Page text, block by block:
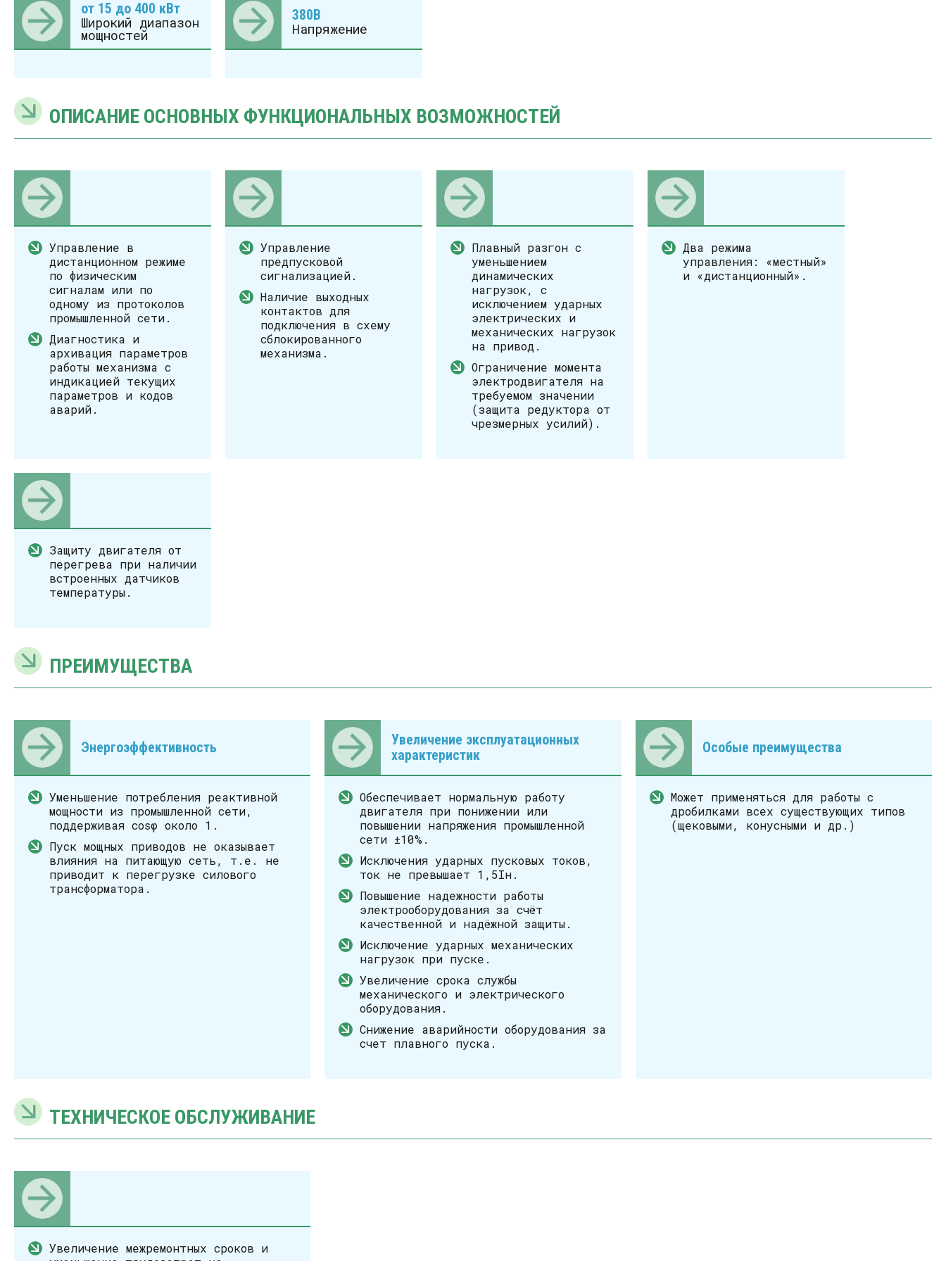
от 15 до 400 кВт
Широкий диапазон
мощностей
380В
Напряжение
ОПИСАНИЕ ОСНОВНЫХ ФУНКЦИОНАЛЬНЫХ ВОЗМОЖНОСТЕЙ
Управление в
дистанционном режиме
по физическим
сигналам или по
одному из протоколов
промышленной сети.
Диагностика и
архивация параметров
работы механизма с
индикацией текущих
параметров и кодов
аварий.
Управление
предпусковой
сигнализацией.
Наличие выходных
контактов для
подключения в схему
сблокированного
механизма.
Плавный разгон с
уменьшением
динамических
нагрузок, с
исключением ударных
электрических и
механических нагрузок
на привод.
Ограничение момента
электродвигателя на
требуемом значении
(защита редуктора от
чрезмерных усилий).
Два режима
управления: «местный»
и «дистанционный».
Защиту двигателя от
перегрева при наличии
встроенных датчиков
температуры.
ПРЕИМУЩЕСТВА
Энергоэффективность
Уменьшение потребления реактивной
мощности из промышленной сети,
поддерживая cosφ около 1.
Пуск мощных приводов не оказывает
влияния на питающую сеть, т.е. не
приводит к перегрузке силового
трансформатора.
Увеличение эксплуатационных
характеристик
Обеспечивает нормальную работу
двигателя при понижении или
повышении напряжения промышленной
сети ±10%.
Исключения ударных пусковых токов,
ток не превышает 1,5Iн.
Повышение надежности работы
электрооборудования за счёт
качественной и надёжной защиты.
Исключение ударных механических
нагрузок при пуске.
Увеличение срока службы
механического и электрического
оборудования.
Снижение аварийности оборудования за
счет плавного пуска.
Особые преимущества
Может применяться для работы с
дробилками всех существующих типов
(щековыми, конусными и др.)
ТЕХНИЧЕСКОЕ ОБСЛУЖИВАНИЕ
Увеличение межремонтных сроков и